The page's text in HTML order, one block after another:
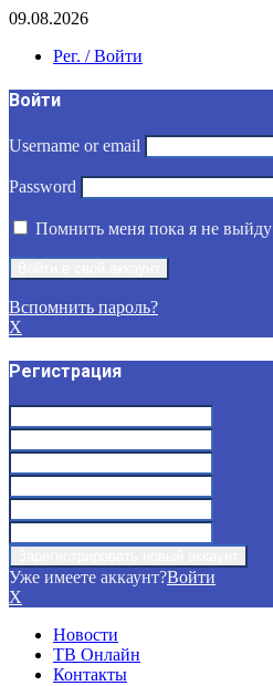
09.08.2026
Рег. / Войти
Войти
Username or email
Password
Помнить меня пока я не выйду
Вспомнить пароль?
X
Регистрация
Уже имеете аккаунт?Войти
X
Новости
ТВ Онлайн
Контакты